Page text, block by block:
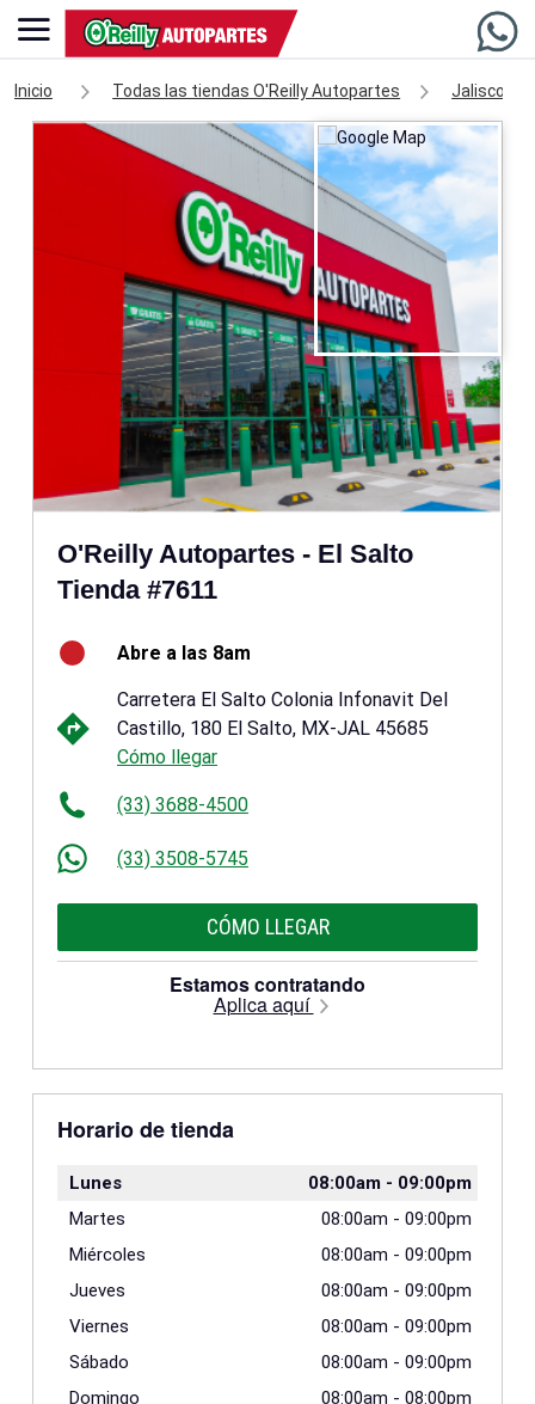
Inicio Todas las tiendas O'Reilly Autopartes Jalisco
O'Reilly Autopartes - El Salto
Tienda #7611
Abre a las 8am
Carretera El Salto Colonia Infonavit Del
Castillo, 180 El Salto, MX-JAL 45685
Cómo llegar
(33) 3688-4500
(33) 3508-5745
CÓMO LLEGAR
Estamos contratando
Aplica aquí
Horario de tienda
Lunes 08:00am- 09:00pm
Martes
08:00am - 09:00pm
Miércoles
08:00am - 09:00pm
Jueves
08:00am - 09:00pm
Viernes
08:00am - 09:00pm
Sábado
08:00am - 09:00pm
Domingo
08:00am - 08:00pm